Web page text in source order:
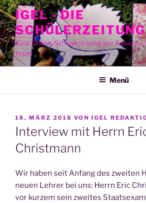
Zum
Inhalt
springen
IGEL - DIE
SCHÜLERZEITUNG
Eure Online-Schülerzeitung der Kaiser-
Prüm
Menü
VERÖFFENTLICHT
AM
18. MÄRZ 2018 VON IGEL
Interview mit Herrn
Christmann
Wir haben seit Anfang des zwei­ten
neu­en Leh­rer bei uns: Herrn Eric
vor kur­zem sein zwei­tes